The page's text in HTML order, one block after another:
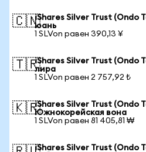
🇨🇳iShares Silver Trust (Ondo
юань
1 SLVon равен 390,13 ¥
🇹🇷iShares Silver Trust (Ondo
лира
1 SLVon равен 2 757,92 ₺
🇰🇷iShares Silver Trust (Ondo
Южнокорейская вона
1 SLVon равен 81 405,81 ₩
iShares Silver Trust (Ondo